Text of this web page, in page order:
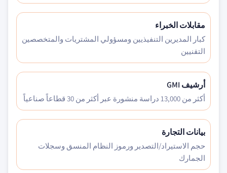
مقابلات الخبراء
كبار المديرين التنفيذيين ومسؤولي المشتريات والمتخصصين
التقنيين
أرشيف GMI
أكثر من 13,000 دراسة منشورة عبر أكثر من 30 قطاعاً صناعياً
بيانات التجارة
حجم الاستيراد/التصدير ورموز النظام المنسق وسجلات
الجمارك